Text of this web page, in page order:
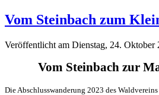
Vom Steinbach zum
Veröffentlicht am Dienstag, 24. Oktober
Vom Steinbach zur
Die Abschlusswanderung 2023 des